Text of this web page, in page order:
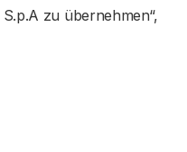
zu übernehmen“,